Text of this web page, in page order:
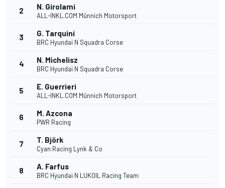
2 N. Girolami
ALL-INKL.COM Münnich Motorsport
3 G. Tarquini
BRC Hyundai N Squadra Corse
4 N. Michelisz
BRC Hyundai N Squadra Corse
5 E. Guerrieri
ALL-INKL.COM Münnich Motorsport
6 M. Azcona
PWR Racing
7 T. Björk
Cyan Racing Lynk & Co
8 A. Farfus
BRC Hyundai N LUKOIL Racing Team